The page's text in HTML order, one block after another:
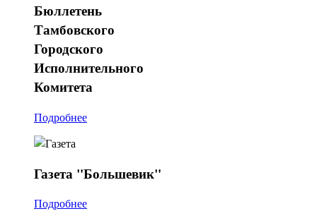
Бюллетень
Тамбовского
Городского
Исполнительного
Комитета
Подробнее
Газета "Большевик"
Подробнее